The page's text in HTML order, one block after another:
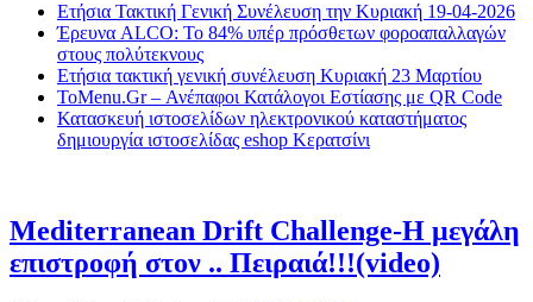
Ετήσια Τακτική Γενική Συνέλευση την Κυριακή 19-04-2026
Έρευνα ALCO: Το 84% υπέρ πρόσθετων φοροαπαλλαγών
στους πολύτεκνους
Ετήσια τακτική γενική συνέλευση Κυριακή 23 Μαρτίου
ToMenu.Gr – Ανέπαφοι Κατάλογοι Εστίασης με QR Code
Κατασκευή ιστοσελίδων ηλεκτρονικού καταστήματος
δημιουργία ιστοσελίδας eshop Κερατσίνι
Mediterranean Drift Challenge-Η μεγάλη
επιστροφή στον .. Πειραιά!!!(video)